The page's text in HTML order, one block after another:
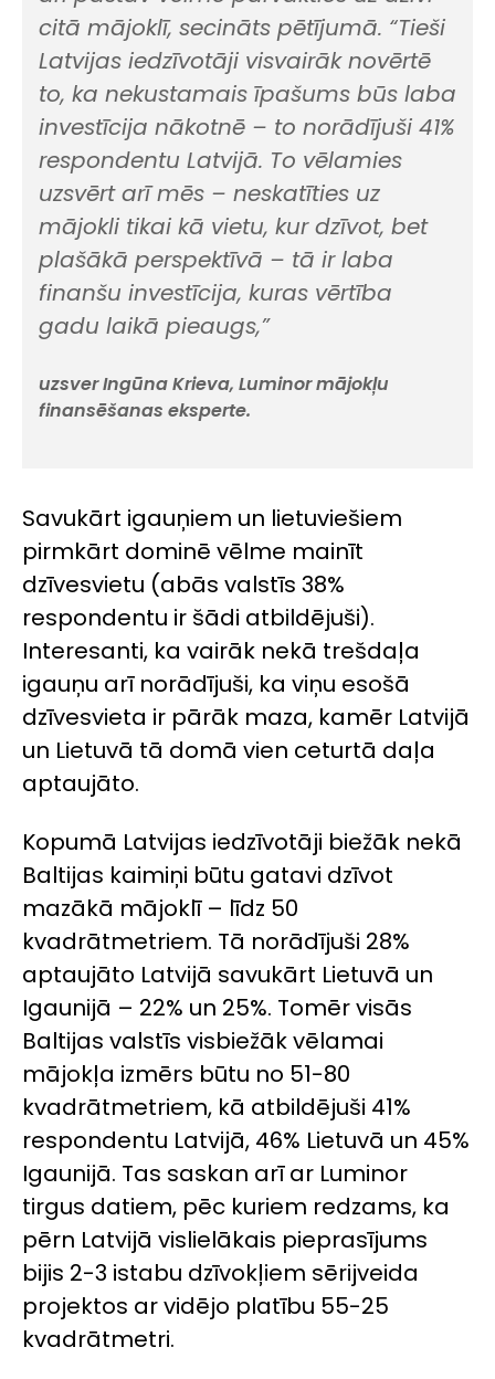
citā mājoklī, secināts pētījumā. “Tieši
Latvijas iedzīvotāji visvairāk novērtē
to, ka nekustamais īpašums būs laba
investīcija nākotnē – to norādījuši 41%
respondentu Latvijā. To vēlamies
uzsvērt arī mēs – neskatīties uz
mājokli tikai kā vietu, kur dzīvot, bet
plašākā perspektīvā – tā ir laba
finanšu investīcija, kuras vērtība
gadu laikā pieaugs,”
uzsver Ingūna Krieva, Luminor mājokļu
finansēšanas eksperte.
Savukārt igauņiem un lietuviešiem
pirmkārt dominē vēlme mainīt
dzīvesvietu (abās valstīs 38%
respondentu ir šādi atbildējuši).
Interesanti, ka vairāk nekā trešdaļa
igauņu arī norādījuši, ka viņu esošā
dzīvesvieta ir pārāk maza, kamēr Latvijā
un Lietuvā tā domā vien ceturtā daļa
aptaujāto.
Kopumā Latvijas iedzīvotāji biežāk nekā
Baltijas kaimiņi būtu gatavi dzīvot
mazākā mājoklī – līdz 50
kvadrātmetriem. Tā norādījuši 28%
aptaujāto Latvijā savukārt Lietuvā un
Igaunijā – 22% un 25%. Tomēr visās
Baltijas valstīs visbiežāk vēlamai
mājokļa izmērs būtu no 51-80
kvadrātmetriem, kā atbildējuši 41%
respondentu Latvijā, 46% Lietuvā un 45%
Igaunijā. Tas saskan arī ar Luminor
tirgus datiem, pēc kuriem redzams, ka
pērn Latvijā vislielākais pieprasījums
bijis 2-3 istabu dzīvokļiem sērijveida
projektos ar vidējo platību 55-25
kvadrātmetri.